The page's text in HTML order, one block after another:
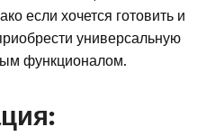
если хочется готовить и
универсальную
функционалом.